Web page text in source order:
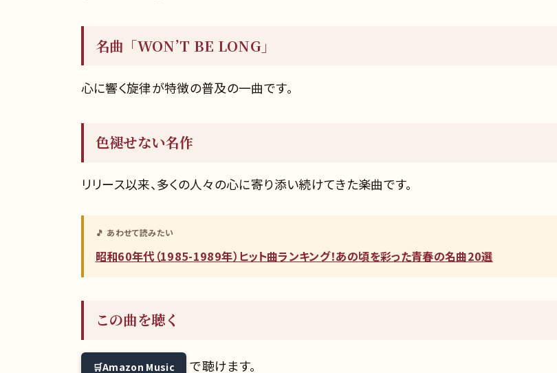
名曲「WON’T BE LONG」
心に響く旋律が特徴の普及の一曲です。
色褪せない名作
リリース以来、多くの人々の心に寄り添い続けてきた楽曲です。
🎵 あわせて読みたい
昭和60年代（1985-1989年）ヒット曲ランキング！あの頃を彩った青春の名曲20選
この曲を聴く
Amazon Music で聴けます。